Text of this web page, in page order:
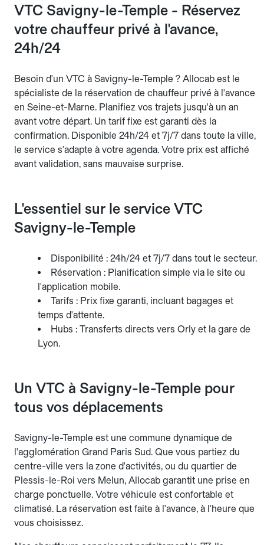
VTC Savigny-le-Temple - Réservez
votre chauffeur privé à l'avance,
24h/24
Besoin d'un VTC à Savigny-le-Temple ? Allocab est le
spécialiste de la réservation de chauffeur privé à l'avance
en Seine-et-Marne. Planifiez vos trajets jusqu'à un an
avant votre départ. Un tarif fixe est garanti dès la
confirmation. Disponible 24h/24 et 7j/7 dans toute la ville,
le service s'adapte à votre agenda. Votre prix est affiché
avant validation, sans mauvaise surprise.
L'essentiel sur le service VTC
Savigny-le-Temple
Disponibilité : 24h/24 et 7j/7 dans tout le secteur.
Réservation : Planification simple via le site ou
l'application mobile.
Tarifs : Prix fixe garanti, incluant bagages et
temps d'attente.
Hubs : Transferts directs vers Orly et la gare de
Lyon.
Un VTC à Savigny-le-Temple pour
tous vos déplacements
Savigny-le-Temple est une commune dynamique de
l'agglomération Grand Paris Sud. Que vous partiez du
centre-ville vers la zone d'activités, ou du quartier de
Plessis-le-Roi vers Melun, Allocab garantit une prise en
charge ponctuelle. Votre véhicule est confortable et
climatisé. La réservation est faite à l'avance, à l'heure que
vous choisissez.